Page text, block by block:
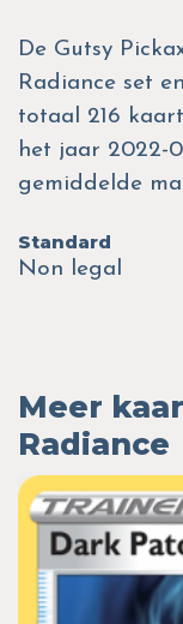
De Gutsy
Radiance set
totaal 216
het jaar 2022-
gemiddelde
Standard
Non legal
Meer
Radiance